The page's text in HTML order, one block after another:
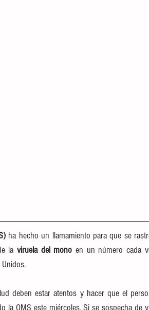
ha hecho un llamamiento para que se
la viruela del mono en un número cada
la OMS este miércoles. Si se sospecha de